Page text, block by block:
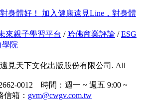
加入健康遠見Line，對身體
來親子學習平台 / 哈佛商業評論 /ESG
學院
見天下文化出版股份有限公司. All
0012 時間：週一 ~ 週五 9:00 ~
信箱： gvm@cwgv.com.tw